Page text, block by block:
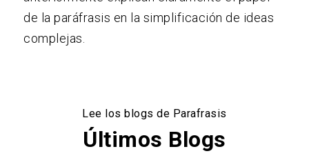
de la paráfrasis en la simplificación de ideas
complejas.
Lee los blogs de Parafrasis
Últimos Blogs